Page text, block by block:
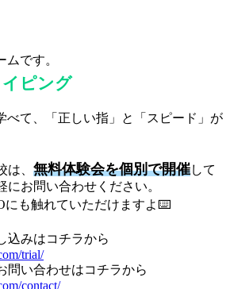
です。
ピング
て、「正しい指」と「スピード」が
は、 無料体験会を個別で開催して
にお問い合わせください。
にも触れていただけますよ⌨️
込みはコチラから
trial/
問い合わせはコチラから
contact/